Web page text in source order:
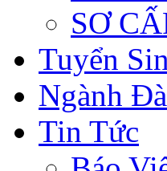
SƠ
Tuyển
Ngành
Tin Tức